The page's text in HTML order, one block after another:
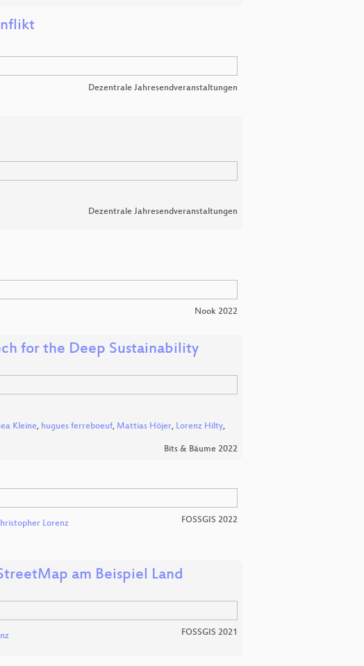
Dezentrale Jahresendveranstaltungen
Dezentrale Jahresendveranstaltungen
Nook 2022
for the Deep Sustainability
Kleine, hugues ferreboeuf, Mattias Höjer, Lorenz Hilty,
Bits & Bäume 2022
Lorenz FOSSGIS 2022
am Beispiel Land
FOSSGIS 2021